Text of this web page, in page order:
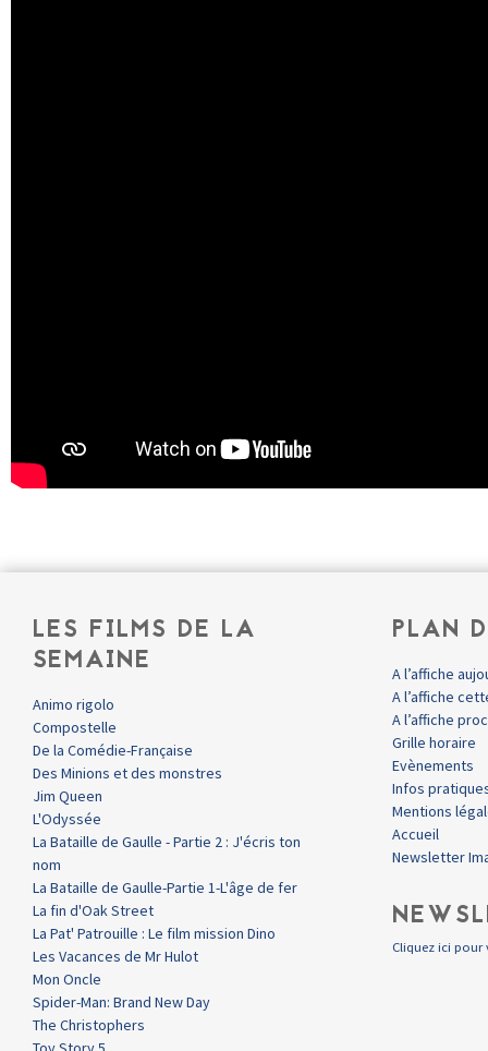
LES FILMS DE LA
SEMAINE
Animo rigolo
Compostelle
De la Comédie-Française
Des Minions et des monstres
Jim Queen
L'Odyssée
La Bataille de Gaulle - Partie 2 : J'écris ton
nom
La Bataille de Gaulle-Partie 1-L'âge de fer
La fin d'Oak Street
La Pat' Patrouille : Le film mission Dino
Les Vacances de Mr Hulot
Mon Oncle
Spider-Man: Brand New Day
The Christophers
PLAN
A l’affiche
A l’affiche
A l’affiche
Grille horaire
Evènements
Infos
Mentions
Accueil
Newsletter
Cliquez ici pour